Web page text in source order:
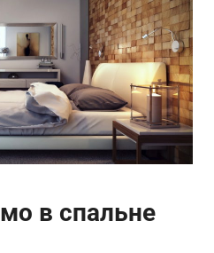
в спальне